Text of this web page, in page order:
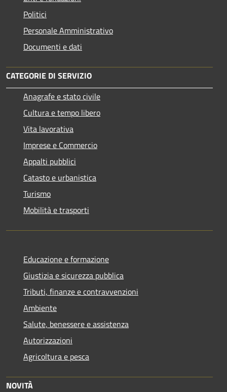
Politici
Personale Amministrativo
Documenti e dati
CATEGORIE DI SERVIZIO
Anagrafe e stato civile
Cultura e tempo libero
Vita lavorativa
Imprese e Commercio
Appalti pubblici
Catasto e urbanistica
Turismo
Mobilità e trasporti
Educazione e formazione
Giustizia e sicurezza pubblica
Tributi, finanze e contravvenzioni
Ambiente
Salute, benessere e assistenza
Autorizzazioni
Agricoltura e pesca
NOVITÀ